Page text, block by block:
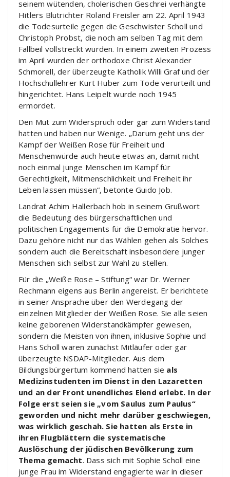
seinem wütenden, cholerischen Geschrei verhängte
Hitlers Blutrichter Roland Freisler am 22. April 1943
die Todesurteile gegen die Geschwister Scholl und
Christoph Probst, die noch am selben Tag mit dem
Fallbeil vollstreckt wurden. In einem zweiten Prozess
im April wurden der orthodoxe Christ Alexander
Schmorell, der überzeugte Katholik Willi Graf und der
Hochschullehrer Kurt Huber zum Tode verurteilt und
hingerichtet. Hans Leipelt wurde noch 1945
ermordet.
Den Mut zum Widerspruch oder gar zum Widerstand
hatten und haben nur Wenige. „Darum geht uns der
Kampf der Weißen Rose für Freiheit und
Menschenwürde auch heute etwas an, damit nicht
noch einmal junge Menschen im Kampf für
Gerechtigkeit, Mitmenschlichkeit und Freiheit ihr
Leben lassen müssen“, betonte Guido Job.
Landrat Achim Hallerbach hob in seinem Grußwort
die Bedeutung des bürgerschaftlichen und
politischen Engagements für die Demokratie hervor.
Dazu gehöre nicht nur das Wählen gehen als Solches
sondern auch die Bereitschaft insbesondere junger
Menschen sich selbst zur Wahl zu stellen.
Für die „Weiße Rose – Stiftung“ war Dr. Werner
Rechmann eigens aus Berlin angereist. Er berichtete
in seiner Ansprache über den Werdegang der
einzelnen Mitglieder der Weißen Rose. Sie alle seien
keine geborenen Widerstandkämpfer gewesen,
sondern die Meisten von ihnen, inklusive Sophie und
Hans Scholl waren zunächst Mitläufer oder gar
überzeugte NSDAP-Mitglieder. Aus dem
Bildungsbürgertum kommend hatten sie als
Medizinstudenten im Dienst in den Lazaretten
und an der Front unendliches Elend erlebt. In der
Folge erst seien sie „vom Saulus zum Paulus“
geworden und nicht mehr darüber geschwiegen,
was wirklich geschah. Sie hatten als Erste in
ihren Flugblättern die systematische
Auslöschung der jüdischen Bevölkerung zum
Thema gemacht. Dass sich mit Sophie Scholl eine
junge Frau im Widerstand engagierte war in dieser